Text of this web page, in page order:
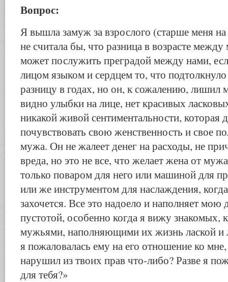
Вопрос:
Я вышла замуж за взрослого (старше меня
не считала бы, что разница в возрасте
может послужить преградой между нами,
лицом языком и сердцем то, что
разницу в годах, но он, к сожалению, лишил
видно улыбки на лице, нет красивых
никакой живой сентиментальности, которая
почувствовать свою женственность и свое
мужа. Он не жалеет денег на расходы, не
вреда, но это не все, что желает жена от
только поваром для него или машиной для
или же инструментом для наслаждения,
захочется. Все это надоело и наполняет
пустотой, особенно когда я вижу знакомых,
мужьями, наполняющими их жизнь лаской
я пожаловалась ему на его отношение ко мне,
нарушил из твоих прав что-либо? Разве я
для тебя?»